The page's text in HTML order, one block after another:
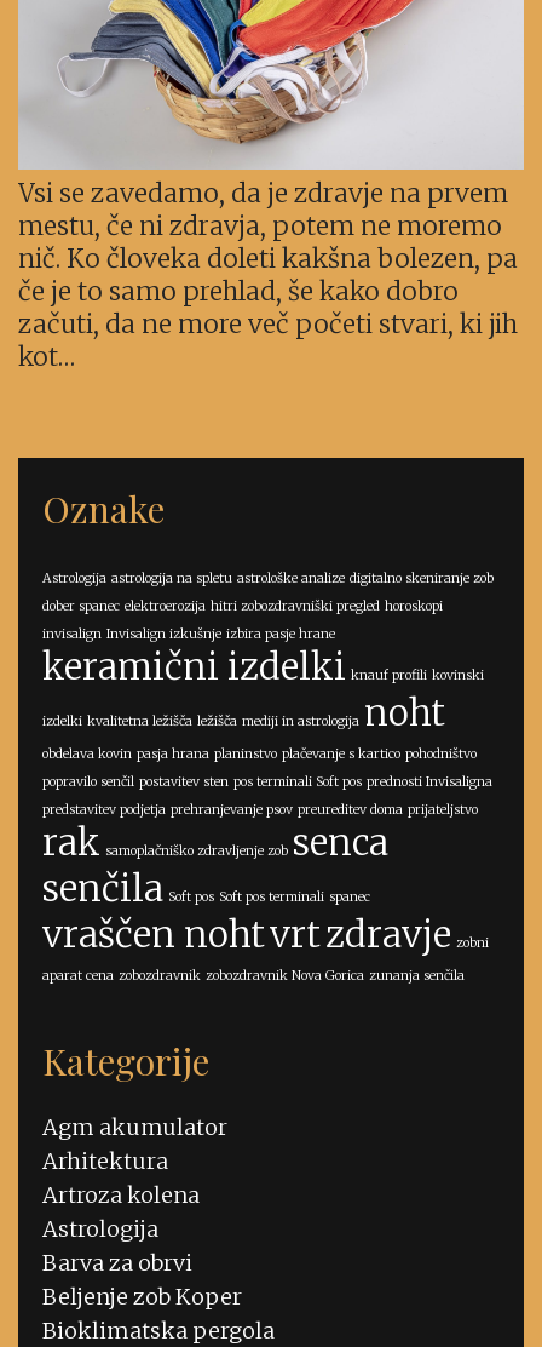
Vsi se zavedamo, da je zdravje na prvem
mestu, če ni zdravja, potem ne moremo
nič. Ko človeka doleti kakšna bolezen, pa
če je to samo prehlad, še kako dobro
začuti, da ne more več početi stvari, ki jih
kot…
Oznake
Astrologija astrologija na spletu astrološke analize digitalno skeniranje zob
dober spanec elektroerozija hitri zobozdravniški pregled horoskopi
invisalign Invisalign izkušnje izbira pasje hrane
keramični izdelki knauf profili kovinski
izdelki kvalitetna ležišča ležišča mediji in astrologija noht
obdelava kovin pasja hrana planinstvo plačevanje s kartico pohodništvo
popravilo senčil postavitev sten pos terminali Soft pos prednosti Invisaligna
predstavitev podjetja prehranjevanje psov preureditev doma prijateljstvo
rak samoplačniško zdravljenje zob senca
senčila Soft pos Soft pos terminali spanec
vraščen nohtvrtzdravje zobni
aparat cena zobozdravnik zobozdravnik Nova Gorica zunanja senčila
Kategorije
Agm akumulator
Arhitektura
Artroza kolena
Astrologija
Barva za obrvi
Beljenje zob Koper
Bioklimatska pergola